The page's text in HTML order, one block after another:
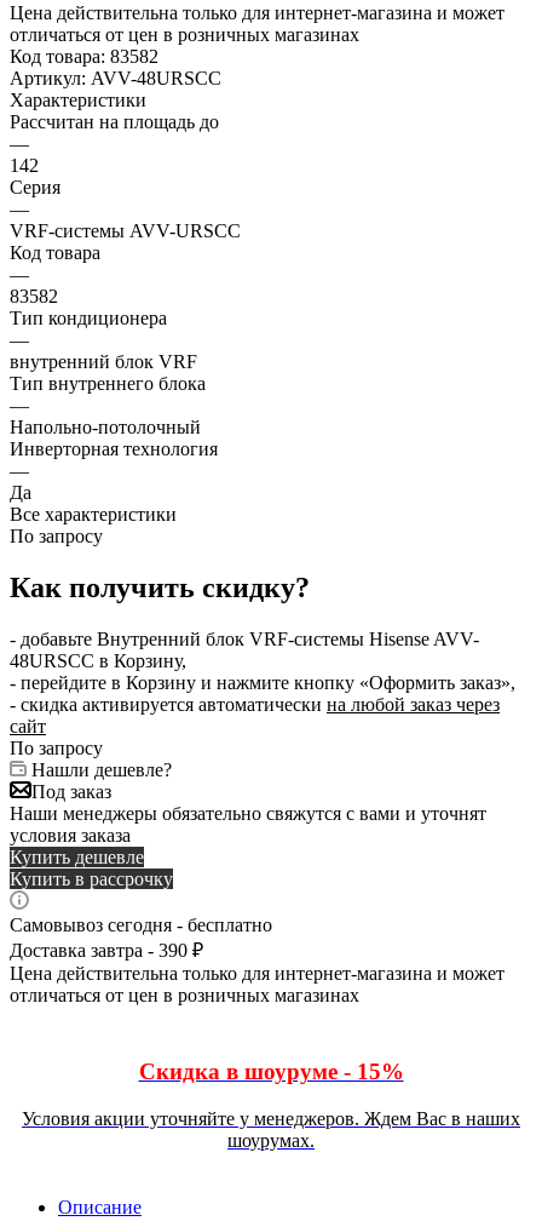
Цена действительна только для интернет-магазина и может
отличаться от цен в розничных магазинах
Код товара: 83582
Артикул: AVV-48URSCC
Характеристики
Рассчитан на площадь до
—
142
Серия
—
VRF-системы AVV-URSCC
Код товара
—
83582
Тип кондиционера
—
внутренний блок VRF
Тип внутреннего блока
—
Напольно-потолочный
Инверторная технология
—
Да
Все характеристики
По запросу
Как получить скидку?
- добавьте Внутренний блок VRF-системы Hisense AVV-
48URSCC в Корзину,
- перейдите в Корзину и нажмите кнопку «Оформить заказ»,
- скидка активируется автоматически на любой заказ через
сайт
По запросу
Нашли дешевле?
Под заказ
Наши менеджеры обязательно свяжутся с вами и уточнят
условия заказа
Купить дешевле
Купить в рассрочку
Самовывоз сегодня - бесплатно
Доставка завтра - 390 ₽
Цена действительна только для интернет-магазина и может
отличаться от цен в розничных магазинах
Скидка в шоуруме - 15%
Условия акции уточняйте у менеджеров. Ждем Вас в наших
шоурумах.
Описание